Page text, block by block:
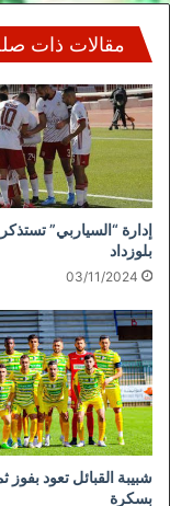
مقالات ذات
إدارة “السياربي”
بلوزداد
03/11/2024
شبيبة القبائل تعود بفوز
بسكرة